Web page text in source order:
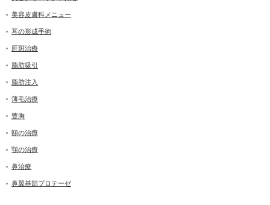
美容皮膚科メニュー
耳の形成手術
肝斑治療
脂肪吸引
脂肪注入
薄毛治療
豊胸
額の治療
顎の治療
鼻治療
鼻翼基部プロテーゼ